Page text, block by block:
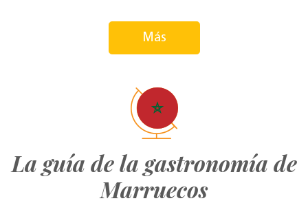
Más
La guía de la gastronomía de
Marruecos